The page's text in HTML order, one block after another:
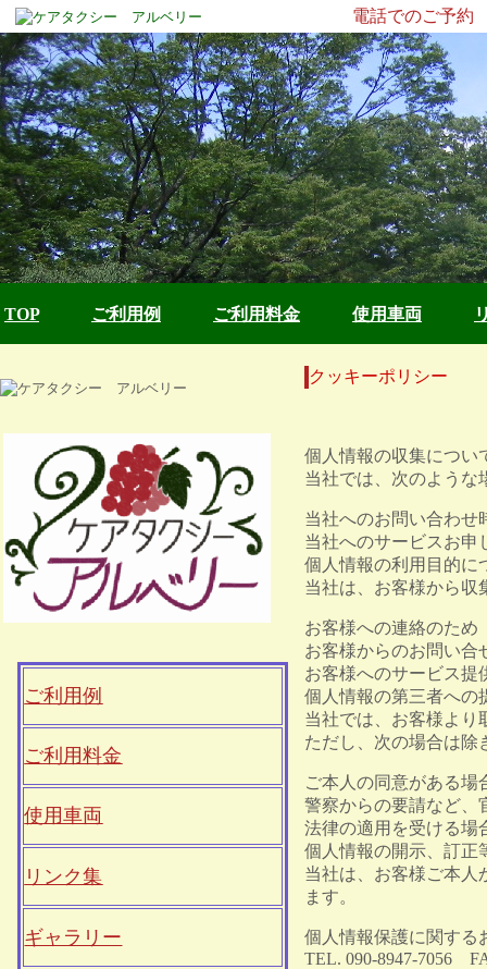
電話でのご予
TOP ご利用例 ご利用料金 使用車両
ご利用例
ご利用料金
使用車両
リンク集
ギャラリー
クッキーポリシー
個人情報の収集につい
当社では、次のような
当社へのお問い合わせ
当社へのサービスお申
個人情報の利用目的に
当社は、お客様から収
お客様への連絡のため
お客様からのお問い合
お客様へのサービス提
個人情報の第三者への
当社では、お客様より
ただし、次の場合は除
ご本人の同意がある場
警察からの要請など、
法律の適用を受ける場
個人情報の開示、訂正
当社は、お客様ご本人
ます。
個人情報保護に関する
TEL. 090-8947-7056